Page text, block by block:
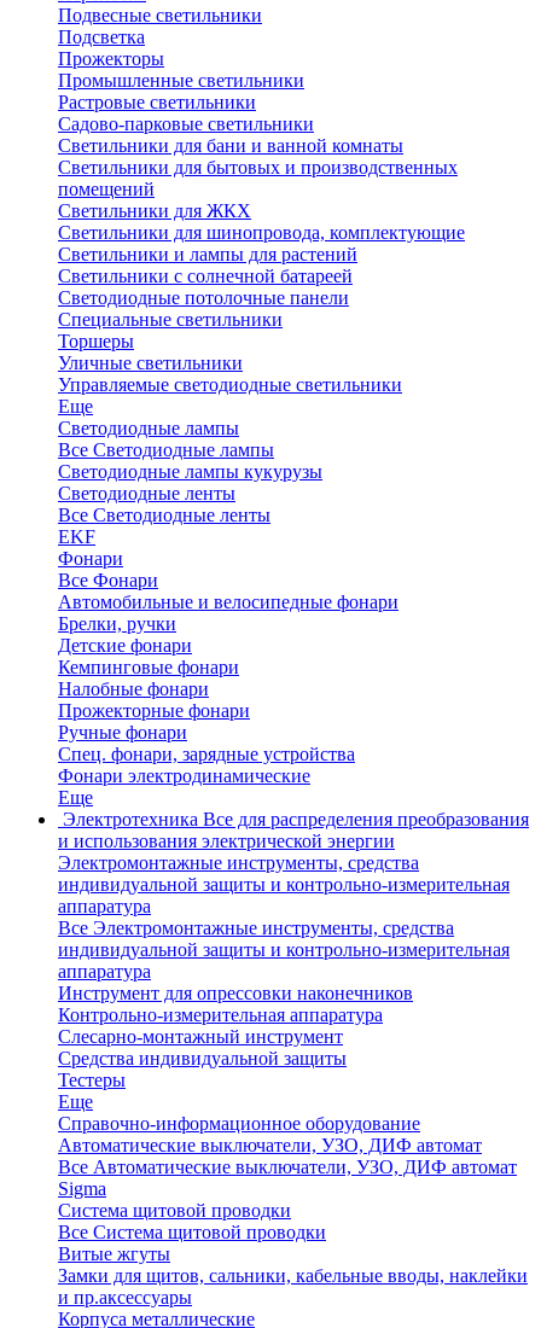
Подвесные светильники
Подсветка
Прожекторы
Промышленные светильники
Растровые светильники
Садово-парковые светильники
Светильники для бани и ванной комнаты
Светильники для бытовых и производственных
помещений
Светильники для ЖКХ
Светильники для шинопровода, комплектующие
Светильники и лампы для растений
Светильники с солнечной батареей
Светодиодные потолочные панели
Специальные светильники
Торшеры
Уличные светильники
Управляемые светодиодные светильники
Еще
Светодиодные лампы
Все Светодиодные лампы
Светодиодные лампы кукурузы
Светодиодные ленты
Все Светодиодные ленты
EKF
Фонари
Все Фонари
Автомобильные и велосипедные фонари
Брелки, ручки
Детские фонари
Кемпинговые фонари
Налобные фонари
Прожекторные фонари
Ручные фонари
Спец. фонари, зарядные устройства
Фонари электродинамические
Еще
Электротехника Все для распределения преобразования
и использования электрической энергии
Электромонтажные инструменты, средства
индивидуальной защиты и контрольно-измерительная
аппаратура
Все Электромонтажные инструменты, средства
индивидуальной защиты и контрольно-измерительная
аппаратура
Инструмент для опрессовки наконечников
Контрольно-измерительная аппаратура
Слесарно-монтажный инструмент
Средства индивидуальной защиты
Тестеры
Еще
Справочно-информационное оборудование
Автоматические выключатели, УЗО, ДИФ автомат
Все Автоматические выключатели, УЗО, ДИФ автомат
Sigma
Система щитовой проводки
Все Система щитовой проводки
Витые жгуты
Замки для щитов, сальники, кабельные вводы, наклейки
и пр.аксессуары
Корпуса металлические